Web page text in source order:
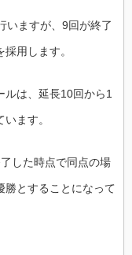
いますが、9回が終了
用します。
ルは、延長10回から1
ます。
した時点で同点の場
勝とすることになって